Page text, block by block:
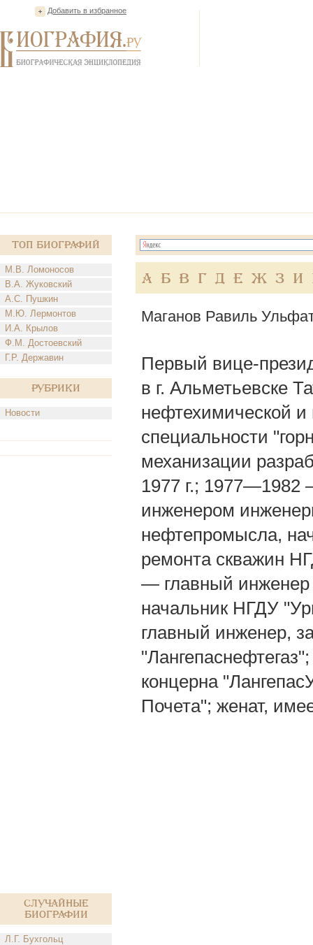
Добавить в избранное
Топ Биографий
М.В. Ломоносов
В.А. Жуковский
А.С. Пушкин
М.Ю. Лермонтов
И.А. Крылов
Ф.М. Достоевский
Г.Р. Державин
Рубрики
Новости
Случайные
биографии
Л.Г. Бухгольц
А Б В Г Д Е Ж З И
Маганов Равиль
Первый вице-
в г. Альметьевске
нефтехимической
специальности
механизации
1977 г.; 1977—1982
инженером
нефтепромысла,
ремонта скважин
— главный
начальник НГДУ
главный инженер,
концерна
Почета"; женат,